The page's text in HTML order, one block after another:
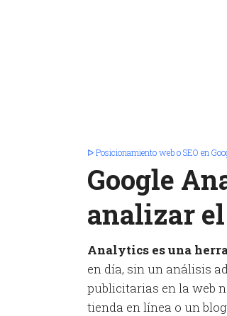
ᐅ Posicionamiento web o SEO en
Google
analizar
Analytics es una
en día, sin un análisis
publicitarias en la web
tienda en línea o un